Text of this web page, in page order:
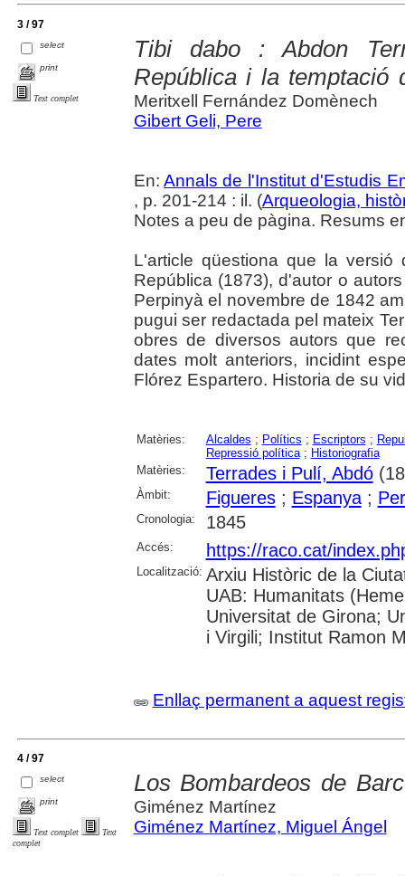
3 / 97
select
print
Text complet
Tibi dabo : Abdon
República i la temptació
Meritxell Fernández Domènech
Gibert Geli, Pere
En:Annals de l'Institut d'Estudis
, p. 201-214 : il. (Arqueologia,
Notes a peu de pàgina. Resums
L'article qüestiona que la
República (1873), d'autor o
Perpinyà el novembre de 1842
pugui ser redactada pel mateix
obres de diversos autors que
dates molt anteriors, incidint
Flórez Espartero. Historia de su
Matèries: Alcaldes ; Polítics ; Escriptors ;
Repressió política; Historiografia
Matèries:
Terrades i Pulí, Abdó
Àmbit: Figueres; Espanya;
Cronologia: 1845
Accés: https://raco.cat/
Localització: Arxiu Històric de la
UAB: Humanitats
Universitat de Girona;
i Virgili; Institut Ramon
Enllaç permanent a aquest
4 / 97
select
print
Text complet
Text
complet
Los Bombardeos de
Giménez Martínez
Giménez Martínez, Miguel Ángel